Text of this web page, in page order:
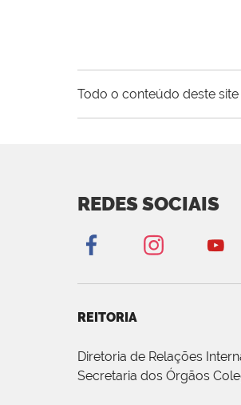
Todo o conteúdo deste
REDES SOCIAIS
REITORIA
Diretoria de Relações
Secretaria dos Órgãos